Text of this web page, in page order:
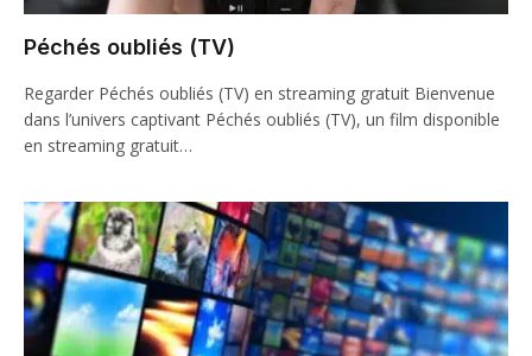
Péchés oubliés (TV)
Regarder Péchés oubliés (TV) en streaming gratuit Bienvenue
dans l’univers captivant Péchés oubliés (TV), un film disponible
en streaming gratuit…